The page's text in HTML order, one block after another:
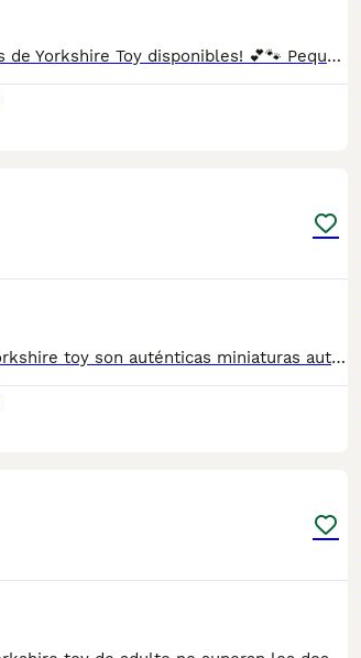
🐶💎 ¡Preciosos cachorros de Yorkshire Toy disponibles! 💕🐾 Pequeñitos, encantadores y muy cariñosos, con un carácter alegre, inteligente y lleno de vitalidad. Criados con mucho mimo para que crezcan sanos y perfectamente adaptados a su nuevo hogar. 🏡🥰 ✨ Tamaño Toy, ideales como compañeros de vida. ✅ Se entregan con la edad adecuada. ✅ Desparasitados y con la documentación correspondiente según su edad. 📸 Se envían fotos y vídeos por WhatsApp sin compromiso. 📲 **Más información:** 687482079 📍 Galicia, Madrid, Valencia, Barcelona, Sevilla, Almería, Pamplona.
Disponible camada de yorkshire toy son auténticas miniaturas auténticos caprichos se entregan vacunados de parasitado pasaporte microchip revisión veterinaria garantía etc si quiere ver vídeos y información contactar al teléfono 600881366